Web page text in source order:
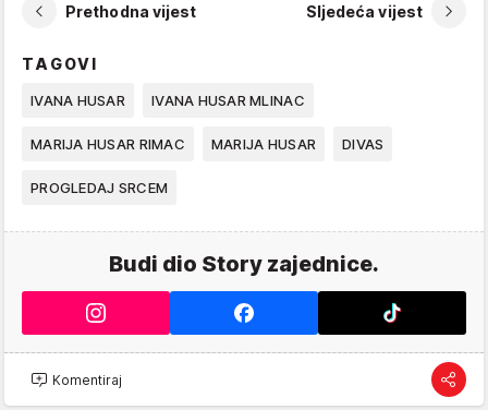
Prethodna vijest Sljedeća vijest
TAGOVI
IVANA HUSAR IVANA HUSAR MLINAC
MARIJA HUSAR RIMAC MARIJA HUSAR DIVAS
PROGLEDAJ SRCEM
Budi dio Story zajednice.
Komentiraj